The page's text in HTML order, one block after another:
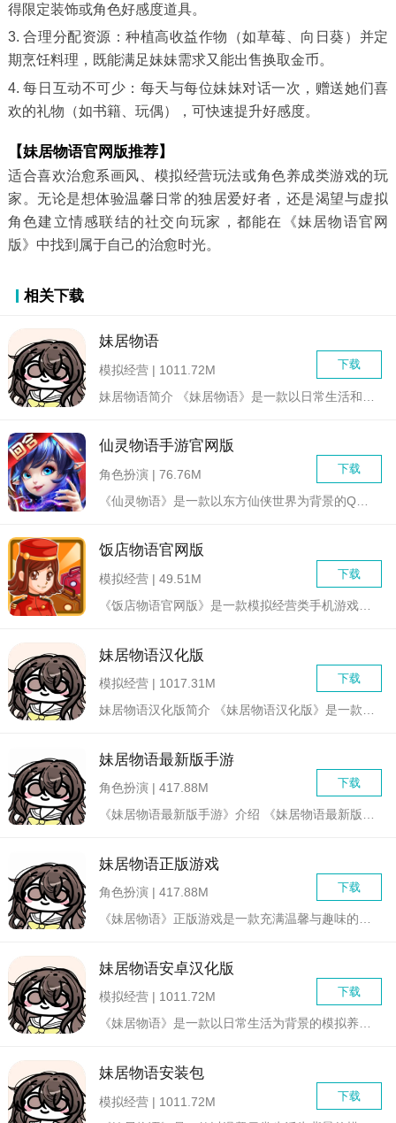
得限定装饰或角色好感度道具。
3. 合理分配资源：种植高收益作物（如草莓、向日葵）并定
期烹饪料理，既能满足妹妹需求又能出售换取金币。
4. 每日互动不可少：每天与每位妹妹对话一次，赠送她们喜
欢的礼物（如书籍、玩偶），可快速提升好感度。
【妹居物语官网版推荐】
适合喜欢治愈系画风、模拟经营玩法或角色养成类游戏的玩
家。无论是想体验温馨日常的独居爱好者，还是渴望与虚拟
角色建立情感联结的社交向玩家，都能在《妹居物语官网
版》中找到属于自己的治愈时光。
相关下载
妹居物语
下载
模拟经营 | 1011.72M
仙灵物语手游官网版
下载
角色扮演 | 76.76M
饭店物语官网版
下载
模拟经营 | 49.51M
妹居物语汉化版
下载
模拟经营 | 1017.31M
妹居物语汉化版简介 《妹居物语汉化版》是一款以温馨日常生活...
妹居物语最新版手游
下载
角色扮演 | 417.88M
《妹居物语最新版手游》介绍 《妹居物语最新版手游》是一...
妹居物语正版游戏
下载
角色扮演 | 417.88M
《妹居物语》正版游戏是一款充满温馨与趣味的模拟经营类游戏，玩...
妹居物语安卓汉化版
下载
模拟经营 | 1011.72M
《妹居物语》是一款以日常生活为背景的模拟养成类游戏，玩家将扮...
妹居物语安装包
下载
模拟经营 | 1011.72M